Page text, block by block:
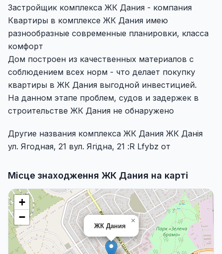
Застройщик комплекса ЖК Дания - компания
Квартиры в комплексе ЖК Дания имею
разнообразные современные планировки, класса
комфорт
Дом построен из качественных материалов с
соблюдением всех норм - что делает покупку
квартиры в ЖК Дания выгодной инвестицией.
На данном этапе проблем, судов и задержек в
строительстве ЖК Дания не обнаружено
Другие названия комплекса ЖК Дания ЖК Данія
ул. Ягодная, 21 вул. Ягідна, 21 :R Lfybz от
Місце знаходження ЖК Дания на карті
ЖК Дания
×
+
−